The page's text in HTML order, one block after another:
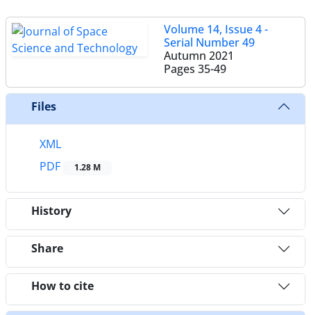
Volume 14, Issue 4 -
Serial Number 49
Autumn 2021
Pages 35-49
Files
XML
PDF
1.28 M
History
Share
How to cite